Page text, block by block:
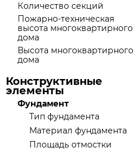
Количество секций
Пожарно-техническая
высота многоквартирного
дома
Высота многоквартирного
дома
Конструктивные
элементы
Фундамент
Тип фундамента
Материал фундамента
Площадь отмостки